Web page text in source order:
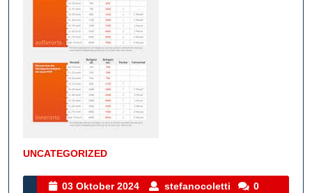
UNCATEGORIZED
Kategorie
03 Oktober 2024
03
stefanocoletti stefanocoletti
0